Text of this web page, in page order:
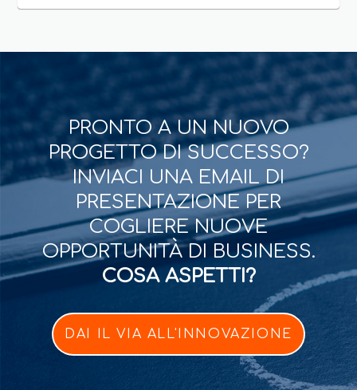
PRONTO A UN NUOVO
PROGETTO DI SUCCESSO?
INVIACI UNA EMAIL DI
PRESENTAZIONE PER
COGLIERE NUOVE
OPPORTUNITÀ DI BUSINESS.
COSA ASPETTI?
DAI IL VIA ALL'INNOVAZIONE